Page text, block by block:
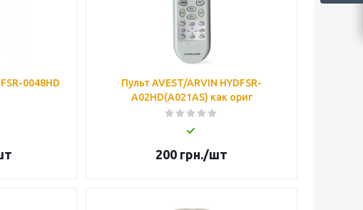
0048HD
Пульт AVEST/ARVIN HYDFSR-
A02HD(A021AS) как ориг
200 грн./шт